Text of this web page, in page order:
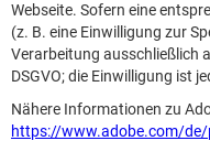
Webseite. Sofern eine
(z. B. eine Einwilligung zur
Verarbeitung ausschließlich
DSGVO; die Einwilligung ist
Nähere Informationen zu
https://www.adobe.com/